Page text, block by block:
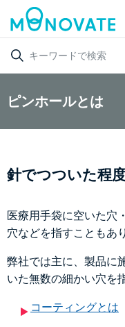
ピンホールとは
針でつついた程
医療用手袋に空いた穴
穴などを指すこともあ
弊社では主に、製品に
いた無数の細かい穴を
コーティングとは